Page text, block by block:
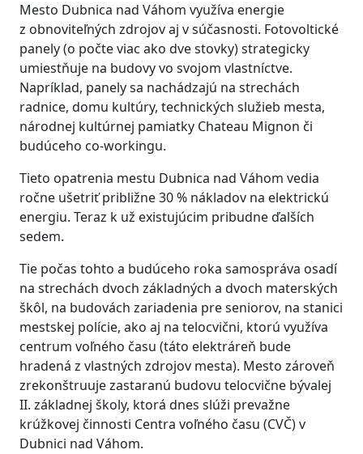
Mesto Dubnica nad Váhom využíva energie
z obnoviteľných zdrojov aj v súčasnosti. Fotovoltické
panely (o počte viac ako dve stovky) strategicky
umiestňuje na budovy vo svojom vlastníctve.
Napríklad, panely sa nachádzajú na strechách
radnice, domu kultúry, technických služieb mesta,
národnej kultúrnej pamiatky Chateau Mignon či
budúceho co-workingu.
Tieto opatrenia mestu Dubnica nad Váhom vedia
ročne ušetriť približne 30 % nákladov na elektrickú
energiu. Teraz k už existujúcim pribudne ďalších
sedem.
Tie počas tohto a budúceho roka samospráva osadí
na strechách dvoch základných a dvoch materských
škôl, na budovách zariadenia pre seniorov, na stanici
mestskej polície, ako aj na telocvični, ktorú využíva
centrum voľného času (táto elektráreň bude
hradená z vlastných zdrojov mesta). Mesto zároveň
zrekonštruuje zastaranú budovu telocvične bývalej
II. základnej školy, ktorá dnes slúži prevažne
krúžkovej činnosti Centra voľného času (CVČ) v
Dubnici nad Váhom.